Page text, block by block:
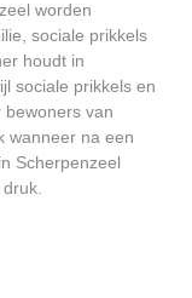
worden
sociale prikkels
houdt in
sociale prikkels en
bewoners van
wanneer na een
Scherpenzeel